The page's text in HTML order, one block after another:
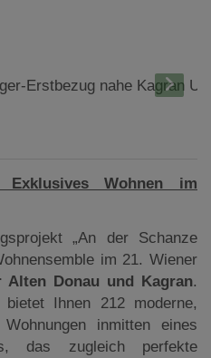
Wohnen im
„An der Schanze
im 21. Wiener
Alten Donau und Kagran.
Ihnen 212 moderne,
inmitten eines
das zugleich perfekte